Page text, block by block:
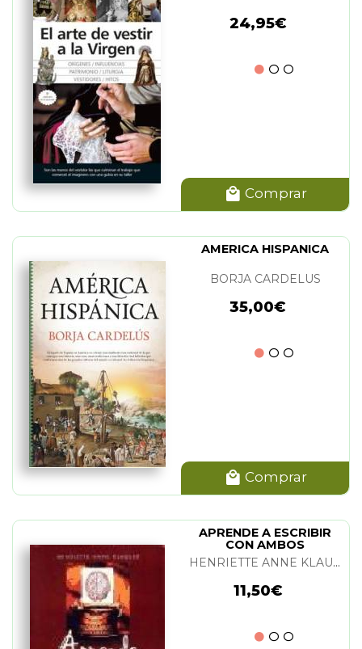
24,95€
Comprar
AMERICA HISPANICA
BORJA CARDELUS
35,00€
Comprar
APRENDE A ESCRIBIR
CON AMBOS
HEMISFERIOS DEL
CEREBRO
HENRIETTE ANNE KLAUSER
11,50€